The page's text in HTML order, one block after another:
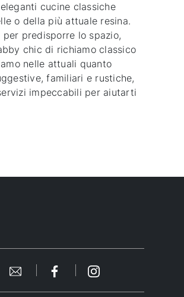
cucine classiche
o della più attuale resina.
predisporre lo spazio,
chic di richiamo classico
nelle attuali quanto
familiari e rustiche,
impeccabili per aiutarti